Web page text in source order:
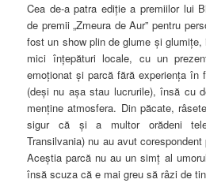
Cea de-a patra ediţie a premiilor lui
de premii „Zmeura de Aur” pentru
fost un show plin de glume şi
mici înţepături locale, cu un
emoţionat şi parcă fără experienţa în
(deşi nu aşa stau lucrurile), însă cu
menţine atmosfera. Din păcate,
sigur că şi a multor orădeni
Transilvania) nu au avut
Aceştia parcă nu au un simţ al
însă scuza că e mai greu să râzi de